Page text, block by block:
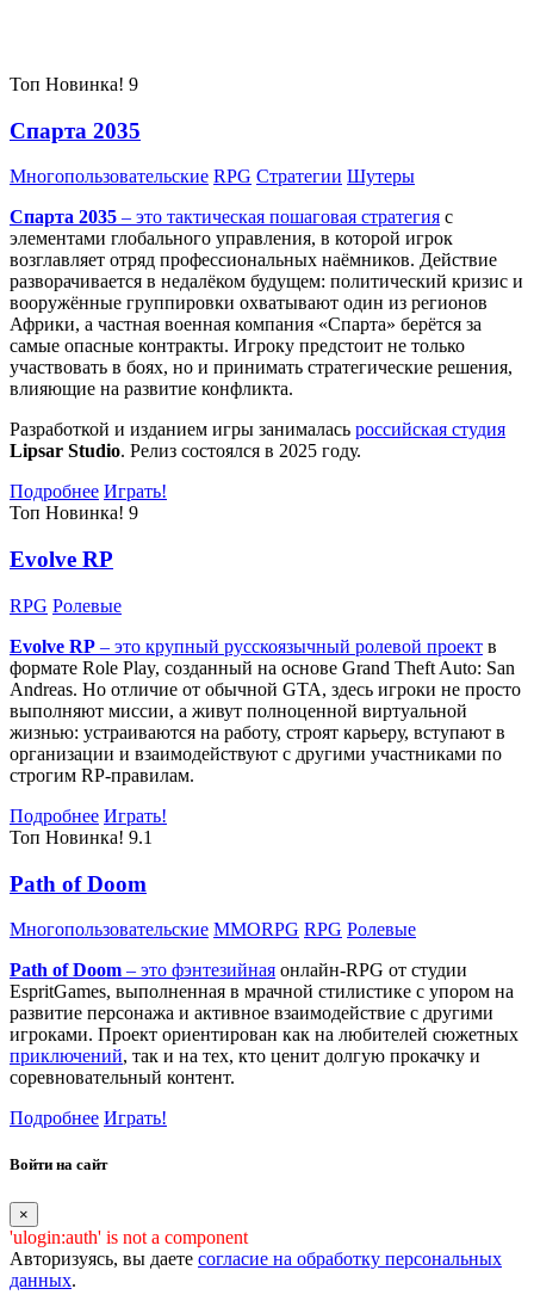
Топ Новинка! 9
Спарта 2035
Многопользовательские RPG Стратегии Шутеры
Спарта 2035 – это тактическая пошаговая стратегия с
элементами глобального управления, в которой игрок
возглавляет отряд профессиональных наёмников. Действие
разворачивается в недалёком будущем: политический кризис и
вооружённые группировки охватывают один из регионов
Африки, а частная военная компания «Спарта» берётся за
самые опасные контракты. Игроку предстоит не только
участвовать в боях, но и принимать стратегические решения,
влияющие на развитие конфликта.
Разработкой и изданием игры занималась российская студия
Lipsar Studio. Релиз состоялся в 2025 году.
Подробнее Играть!
Топ Новинка! 9
Evolve RP
RPG Ролевые
Evolve RP – это крупный русскоязычный ролевой проект в
формате Role Play, созданный на основе Grand Theft Auto: San
Andreas. Но отличие от обычной GTA, здесь игроки не просто
выполняют миссии, а живут полноценной виртуальной
жизнью: устраиваются на работу, строят карьеру, вступают в
организации и взаимодействуют с другими участниками по
строгим RP-правилам.
Подробнее Играть!
Топ Новинка! 9.1
Path of Doom
Многопользовательские MMORPG RPG Ролевые
Path of Doom – это фэнтезийная онлайн-RPG от студии
EspritGames, выполненная в мрачной стилистике с упором на
развитие персонажа и активное взаимодействие с другими
игроками. Проект ориентирован как на любителей сюжетных
приключений, так и на тех, кто ценит долгую прокачку и
соревновательный контент.
Подробнее Играть!
Войти на сайт
×
'ulogin:auth' is not a component
Авторизуясь, вы даете согласие на обработку персональных
данных.